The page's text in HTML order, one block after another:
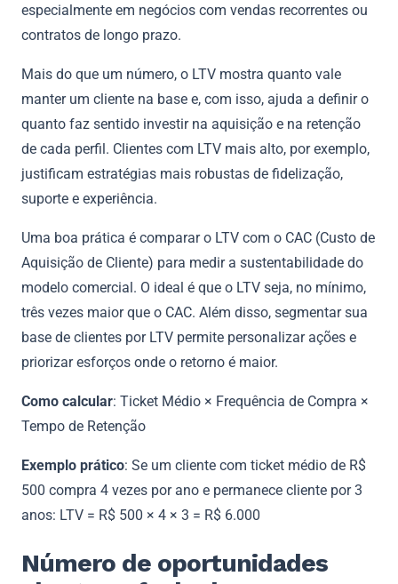
especialmente em negócios com vendas recorrentes ou
contratos de longo prazo.
Mais do que um número, o LTV mostra quanto vale
manter um cliente na base e, com isso, ajuda a definir o
quanto faz sentido investir na aquisição e na retenção
de cada perfil. Clientes com LTV mais alto, por exemplo,
justificam estratégias mais robustas de fidelização,
suporte e experiência.
Uma boa prática é comparar o LTV com o CAC (Custo de
Aquisição de Cliente) para medir a sustentabilidade do
modelo comercial. O ideal é que o LTV seja, no mínimo,
três vezes maior que o CAC. Além disso, segmentar sua
base de clientes por LTV permite personalizar ações e
priorizar esforços onde o retorno é maior.
Como calcular: Ticket Médio × Frequência de Compra ×
Tempo de Retenção
Exemplo prático: Se um cliente com ticket médio de R$
500 compra 4 vezes por ano e permanece cliente por 3
anos: LTV = R$ 500 × 4 × 3 = R$ 6.000
Número de oportunidades